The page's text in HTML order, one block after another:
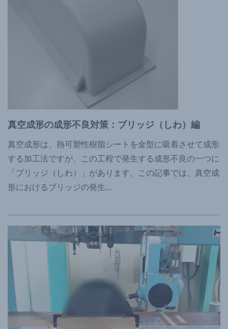
真空成形の成形不良対策：ブリッジ（しわ）編
真空成形は、熱可塑性樹脂シートを金型に吸着させて成形
する加工法ですが、この工程で発生する成形不良の一つに
「ブリッジ（しわ）」があります。この記事では、真空成
形におけるブリッジの発生...